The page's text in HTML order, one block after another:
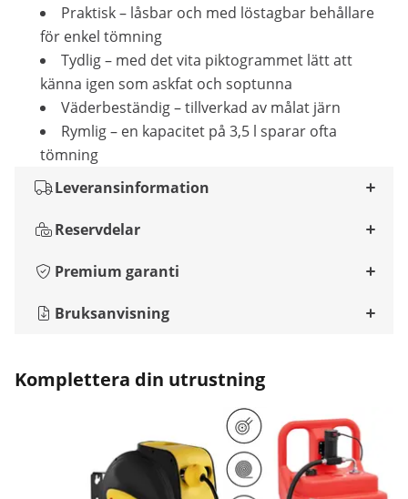
Praktisk – låsbar och med löstagbar behållare
för enkel tömning
Tydlig – med det vita piktogrammet lätt att
känna igen som askfat och soptunna
Väderbeständig – tillverkad av målat järn
Rymlig – en kapacitet på 3,5 l sparar ofta
tömning
Leveransinformation
Reservdelar
Premium garanti
Bruksanvisning
Komplettera din utrustning